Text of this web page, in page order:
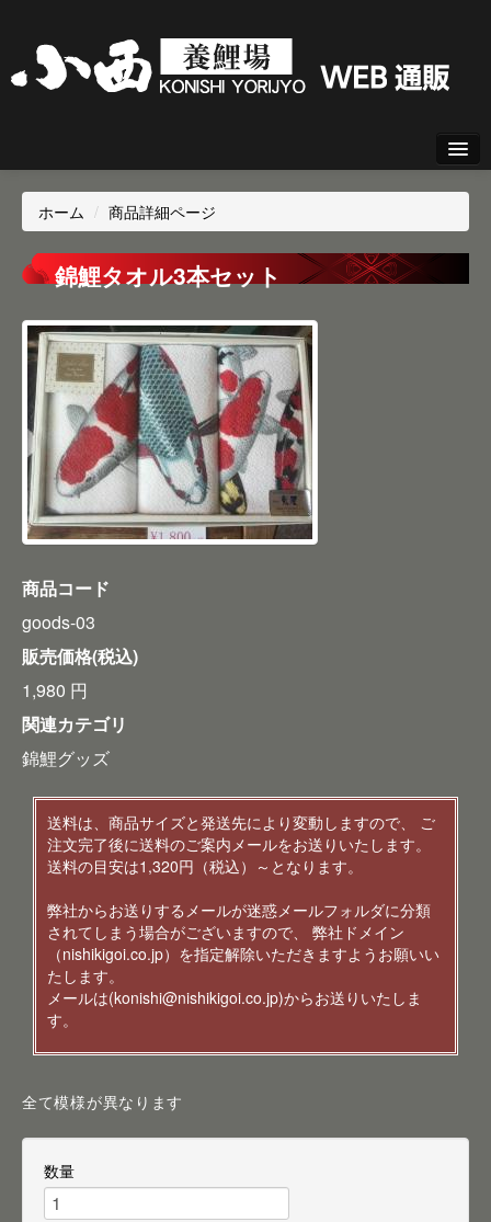
ログイン
ホーム / 商品詳細ページ
錦鯉タオル3本セット
商品コード
goods-03
販売価格(税込)
1,980 円
関連カテゴリ
錦鯉グッズ
送料は、商品サイズと発送先により変動しますので、 ご
注文完了後に送料のご案内メールをお送りいたします。
送料の目安は1,320円（税込）～となります。
弊社からお送りするメールが迷惑メールフォルダに分類
されてしまう場合がございますので、 弊社ドメイン
（nishikigoi.co.jp）を指定解除いただきますようお願いい
たします。
メールは(konishi@nishikigoi.co.jp)からお送りいたしま
す。
全て模様が異なります
数量